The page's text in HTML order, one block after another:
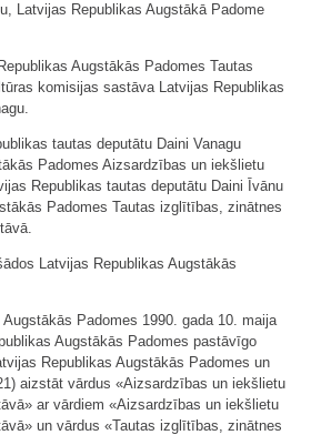
Latvijas Republikas Augstākā Padome
Augstākās Padomes Tautas
komisijas sastāva Latvijas Republikas
tautas deputātu Daini Vanagu
Padomes Aizsardzības un iekšlietu
Republikas tautas deputātu Daini Īvānu
Padomes Tautas izglītības, zinātnes
Latvijas Republikas Augstākās
Padomes 1990. gada 10. maija
Augstākās Padomes pastāvīgo
Republikas Augstākās Padomes un
aizstāt vārdus «Aizsardzības un iekšlietu
ar vārdiem «Aizsardzības un iekšlietu
un vārdus «Tautas izglītības, zinātnes